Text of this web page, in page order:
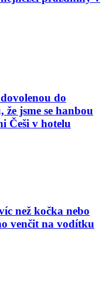
do
jsme se hanbou
Češi v hotelu
než kočka nebo
venčit na vodítku